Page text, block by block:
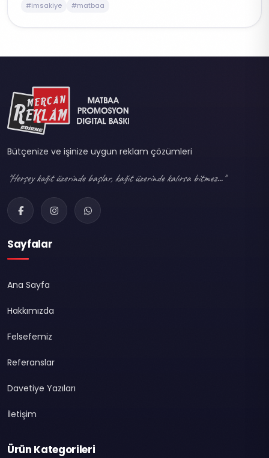
#imsakiye #matbaa
Bütçenize ve işinize uygun reklam çözümleri
"Herşey kağıt üzerinde başlar, kağıt üzerinde kalırsa bitmez..."
Sayfalar
Ana Sayfa
Hakkımızda
Felsefemiz
Referanslar
Davetiye Yazıları
İletişim
Ürün Kategorileri